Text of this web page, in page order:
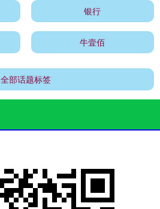
银行
牛壹佰
全部话题标签